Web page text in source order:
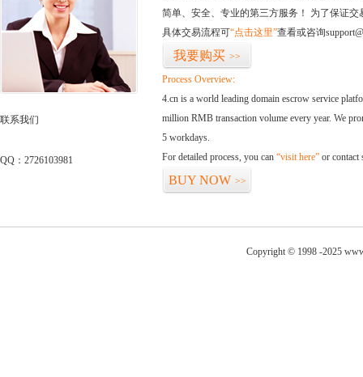
联系我们
QQ：2726103981
简单、安全、专业的第三方服务！ 为了保证
具体交易流程可“点击这里”查看或咨询
我要购买 >>
Process Overview:
4.cn is a world leading domain escrow service
million RMB transaction volume every year. We
5 workdays.
For detailed process, you can “visit here” or contact
BUY NOW >>
Copyright © 1998 -2025